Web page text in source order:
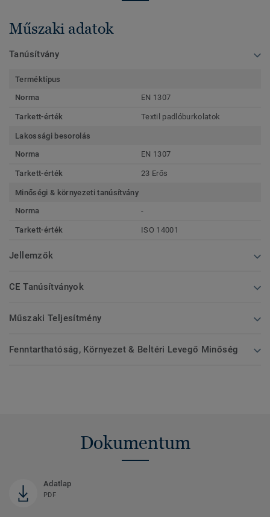
Műszaki adatok
Tanúsítvány
Terméktípus
Norma
EN 1307
Tarkett-érték Textil padlóburkolatok
Lakossági besorolás
Norma
EN 1307
Tarkett-érték 23 Erős
Minőségi & környezeti tanúsítvány
Norma
-
Tarkett-érték ISO 14001
Jellemzők
CE Tanúsítványok
Műszaki Teljesítmény
Fenntarthatóság, Környezet & Beltéri Levegő Minőség
Dokumentum
Adatlap
PDF